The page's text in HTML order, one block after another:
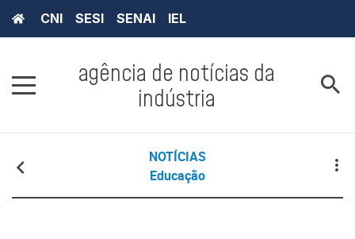
CNI SESI SENAI IEL
agência de notícias da
indústria
NOTÍCIAS
Educação